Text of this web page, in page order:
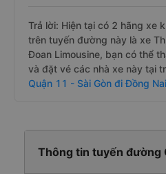
Trả lời: Hiện tại có 2 hãng xe
trên tuyến đường này là xe
Đoan Limousine, bạn có thể
và đặt vé các nhà xe này tại
Quận 11 - Sài Gòn đi Đồng Nai
Thông tin tuyến đường